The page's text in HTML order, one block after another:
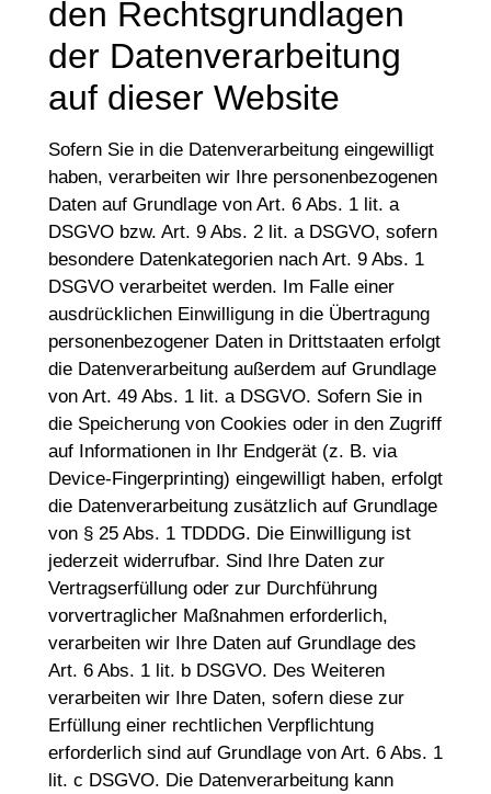
den Rechtsgrundlagen
der Datenverarbeitung
auf dieser Website
Sofern Sie in die Datenverarbeitung eingewilligt
haben, verarbeiten wir Ihre personenbezogenen
Daten auf Grundlage von Art. 6 Abs. 1 lit. a
DSGVO bzw. Art. 9 Abs. 2 lit. a DSGVO, sofern
besondere Datenkategorien nach Art. 9 Abs. 1
DSGVO verarbeitet werden. Im Falle einer
ausdrücklichen Einwilligung in die Übertragung
personenbezogener Daten in Drittstaaten erfolgt
die Datenverarbeitung außerdem auf Grundlage
von Art. 49 Abs. 1 lit. a DSGVO. Sofern Sie in
die Speicherung von Cookies oder in den Zugriff
auf Informationen in Ihr Endgerät (z. B. via
Device-Fingerprinting) eingewilligt haben, erfolgt
die Datenverarbeitung zusätzlich auf Grundlage
von § 25 Abs. 1 TDDDG. Die Einwilligung ist
jederzeit widerrufbar. Sind Ihre Daten zur
Vertragserfüllung oder zur Durchführung
vorvertraglicher Maßnahmen erforderlich,
verarbeiten wir Ihre Daten auf Grundlage des
Art. 6 Abs. 1 lit. b DSGVO. Des Weiteren
verarbeiten wir Ihre Daten, sofern diese zur
Erfüllung einer rechtlichen Verpflichtung
erforderlich sind auf Grundlage von Art. 6 Abs. 1
lit. c DSGVO. Die Datenverarbeitung kann